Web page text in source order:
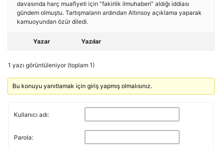
davasında harç muafiyeti için “fakirlik ilmuhaberi” aldığı iddiası
gündem olmuştu. Tartışmaların ardından Altınsoy açıklama yaparak
kamuoyundan özür diledi.
Yazar Yazılar
1 yazı görüntüleniyor (toplam 1)
Bu konuyu yanıtlamak için giriş yapmış olmalısınız.
Kullanıcı adı:
Parola: